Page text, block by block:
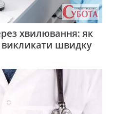
хвилювання: як
викликати швидку